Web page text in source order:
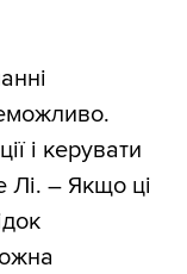
і керувати
Лі. – Якщо ці